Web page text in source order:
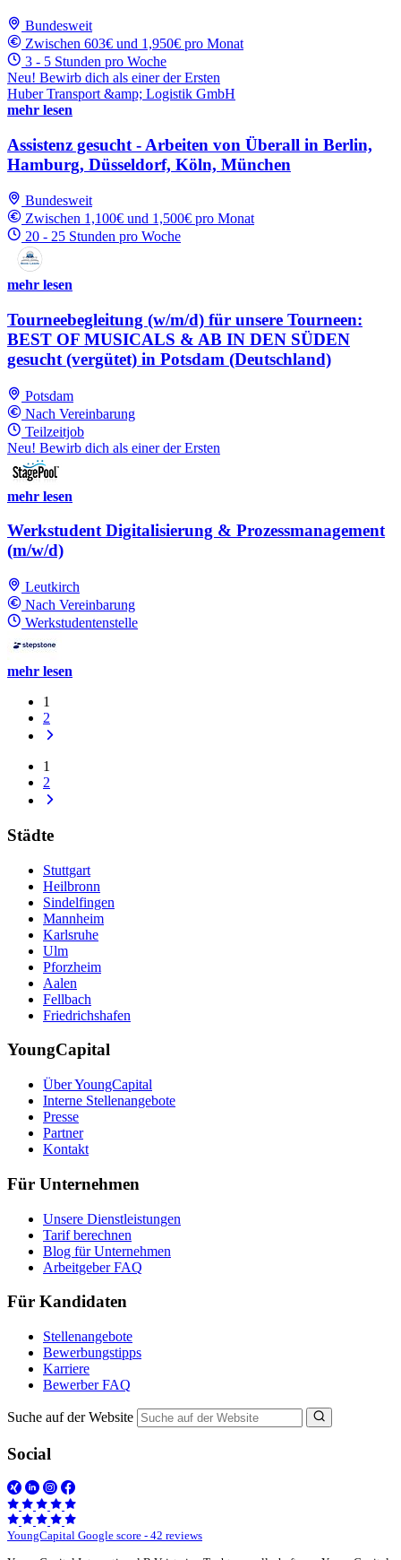
Bundesweit
Zwischen 603€ und 1,950€ pro Monat
3 - 5 Stunden pro Woche
Neu! Bewirb dich als einer der Ersten
Huber Transport &amp; Logistik GmbH
mehr lesen
Assistenz gesucht - Arbeiten von Überall in Berlin,
Hamburg, Düsseldorf, Köln, München
Bundesweit
Zwischen 1,100€ und 1,500€ pro Monat
20 - 25 Stunden pro Woche
mehr lesen
Tourneebegleitung (w/m/d) für unsere Tourneen:
BEST OF MUSICALS & AB IN DEN SÜDEN
gesucht (vergütet) in Potsdam (Deutschland)
Potsdam
Nach Vereinbarung
Teilzeitjob
Neu! Bewirb dich als einer der Ersten
mehr lesen
Werkstudent Digitalisierung & Prozessmanagement
(m/w/d)
Leutkirch
Nach Vereinbarung
Werkstudentenstelle
mehr lesen
1
2
1
2
Städte
Stuttgart
Heilbronn
Sindelfingen
Mannheim
Karlsruhe
Ulm
Pforzheim
Aalen
Fellbach
Friedrichshafen
YoungCapital
Über YoungCapital
Interne Stellenangebote
Presse
Partner
Kontakt
Für Unternehmen
Unsere Dienstleistungen
Tarif berechnen
Blog für Unternehmen
Arbeitgeber FAQ
Für Kandidaten
Stellenangebote
Bewerbungstipps
Karriere
Bewerber FAQ
Suche auf der Website
Social
YoungCapital Google score - 42 reviews